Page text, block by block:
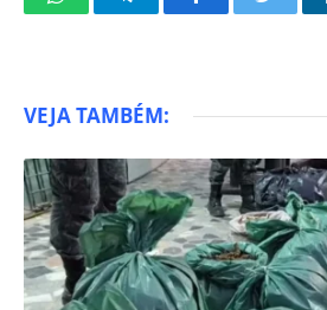
WhatsAppTelegramFacebookTwitter
VEJA TAMBÉM: